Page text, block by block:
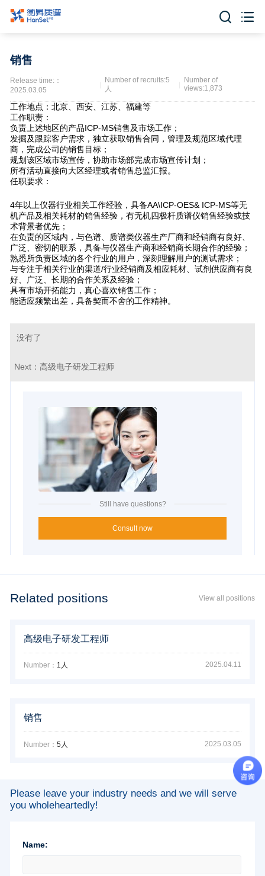
 
销售
Release time:：
2025.03.05
Number of recruits:5
人
Number of
views:1,873
工作地点：北京、西安、江苏、福建等
工作职责：
负责上述地区的产品ICP-MS销售及市场工作；
发掘及跟踪客户需求，独立获取销售合同，管理及规范区域代理
商，完成公司的销售目标；
规划该区域市场宣传，协助市场部完成市场宣传计划；
所有活动直接向大区经理或者销售总监汇报。
任职要求：
4年以上仪器行业相关工作经验，具备AA\ICP-OES& ICP-MS等无
机产品及相关耗材的销售经验，有无机四极杆质谱仪销售经验或技
术背景者优先；
在负责的区域内，与色谱、质谱类仪器生产厂商和经销商有良好、
广泛、密切的联系，具备与仪器生产商和经销商长期合作的经验；
熟悉所负责区域的各个行业的用户，深刻理解用户的测试需求；
与专注于相关行业的渠道/行业经销商及相应耗材、试剂供应商有良
好、广泛、长期的合作关系及经验；
具有市场开拓能力，真心喜欢销售工作；
能适应频繁出差，具备契而不舍的工作精神。
没有了
Next： 高级电子研发工程师
Still have questions?
Consult now
Related positions View all positions
高级电子研发工程师
Number： 1人 2025.04.11
销售
Number： 5人 2025.03.05
Please leave your industry needs and we will serve
you wholeheartedly!